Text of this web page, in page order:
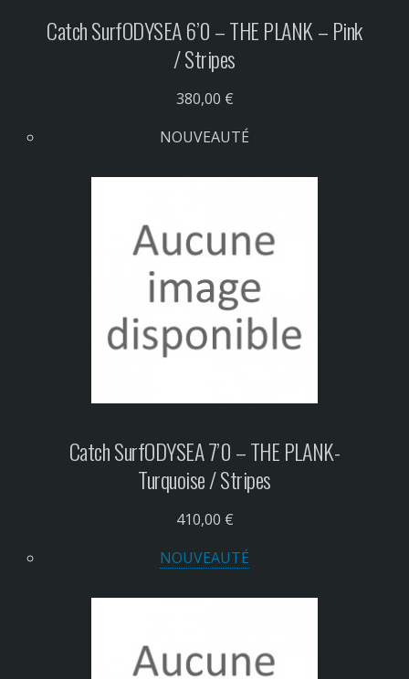
Catch SurfODYSEA 6’0 – THE PLANK – Pink
/ Stripes
380,00 €
NOUVEAUTÉ
Catch SurfODYSEA 7’0 – THE PLANK-
Turquoise / Stripes
410,00 €
NOUVEAUTÉ